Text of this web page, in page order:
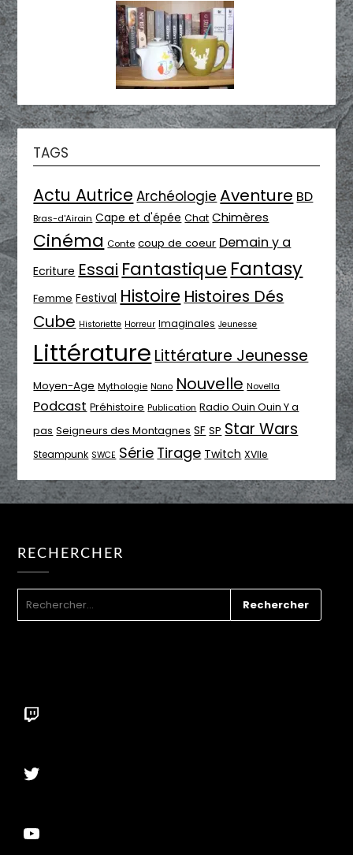
TAGS
Actu Autrice Archéologie Aventure BD
Bras-d'Airain Cape et d'épée Chat Chimères
Cinéma Conte coup de coeur Demain y a
Ecriture Essai Fantastique Fantasy
Femme Festival Histoire Histoires Dés
Cube Historiette Horreur Imaginales Jeunesse
Littérature Littérature Jeunesse
Moyen-Age Mythologie Nano Nouvelle Novella
Podcast Préhistoire Publication Radio Ouin Ouin Y a
pas Seigneurs des Montagnes SF SP Star Wars
Steampunk SWCE Série Tirage Twitch XVIIe
RECHERCHER
Twitch
Twitter
YouTube